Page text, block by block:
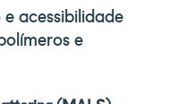
acessibilidade
e